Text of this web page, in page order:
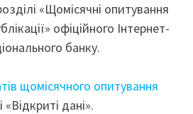
«Щомісячні опитування
офіційного Інтернет-
банку.
щомісячного опитування
дані».